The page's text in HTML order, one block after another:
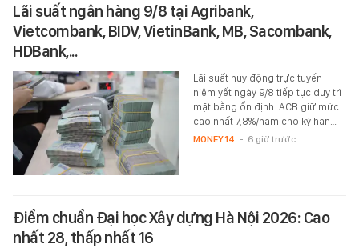
Lãi suất ngân hàng 9/8 tại Agribank,
Vietcombank, BIDV, VietinBank, MB, Sacombank,
HDBank,...
Lãi suất huy động trực tuyến
niêm yết ngày 9/8 tiếp tục duy trì
mặt bằng ổn định. ACB giữ mức
cao nhất 7,8%/năm cho kỳ hạn…
MONEY.14 - 6 giờ trước
Điểm chuẩn Đại học Xây dựng Hà Nội 2026: Cao
nhất 28, thấp nhất 16